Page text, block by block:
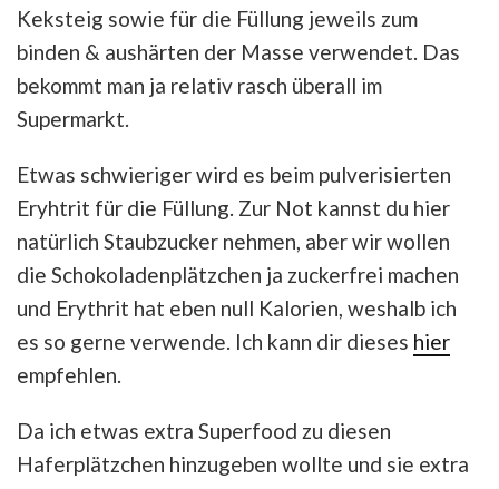
Keksteig sowie für die Füllung jeweils zum
binden & aushärten der Masse verwendet. Das
bekommt man ja relativ rasch überall im
Supermarkt.
Etwas schwieriger wird es beim pulverisierten
Eryhtrit für die Füllung. Zur Not kannst du hier
natürlich Staubzucker nehmen, aber wir wollen
die Schokoladenplätzchen ja zuckerfrei machen
und Erythrit hat eben null Kalorien, weshalb ich
es so gerne verwende. Ich kann dir dieses hier
empfehlen.
Da ich etwas extra Superfood zu diesen
Haferplätzchen hinzugeben wollte und sie extra